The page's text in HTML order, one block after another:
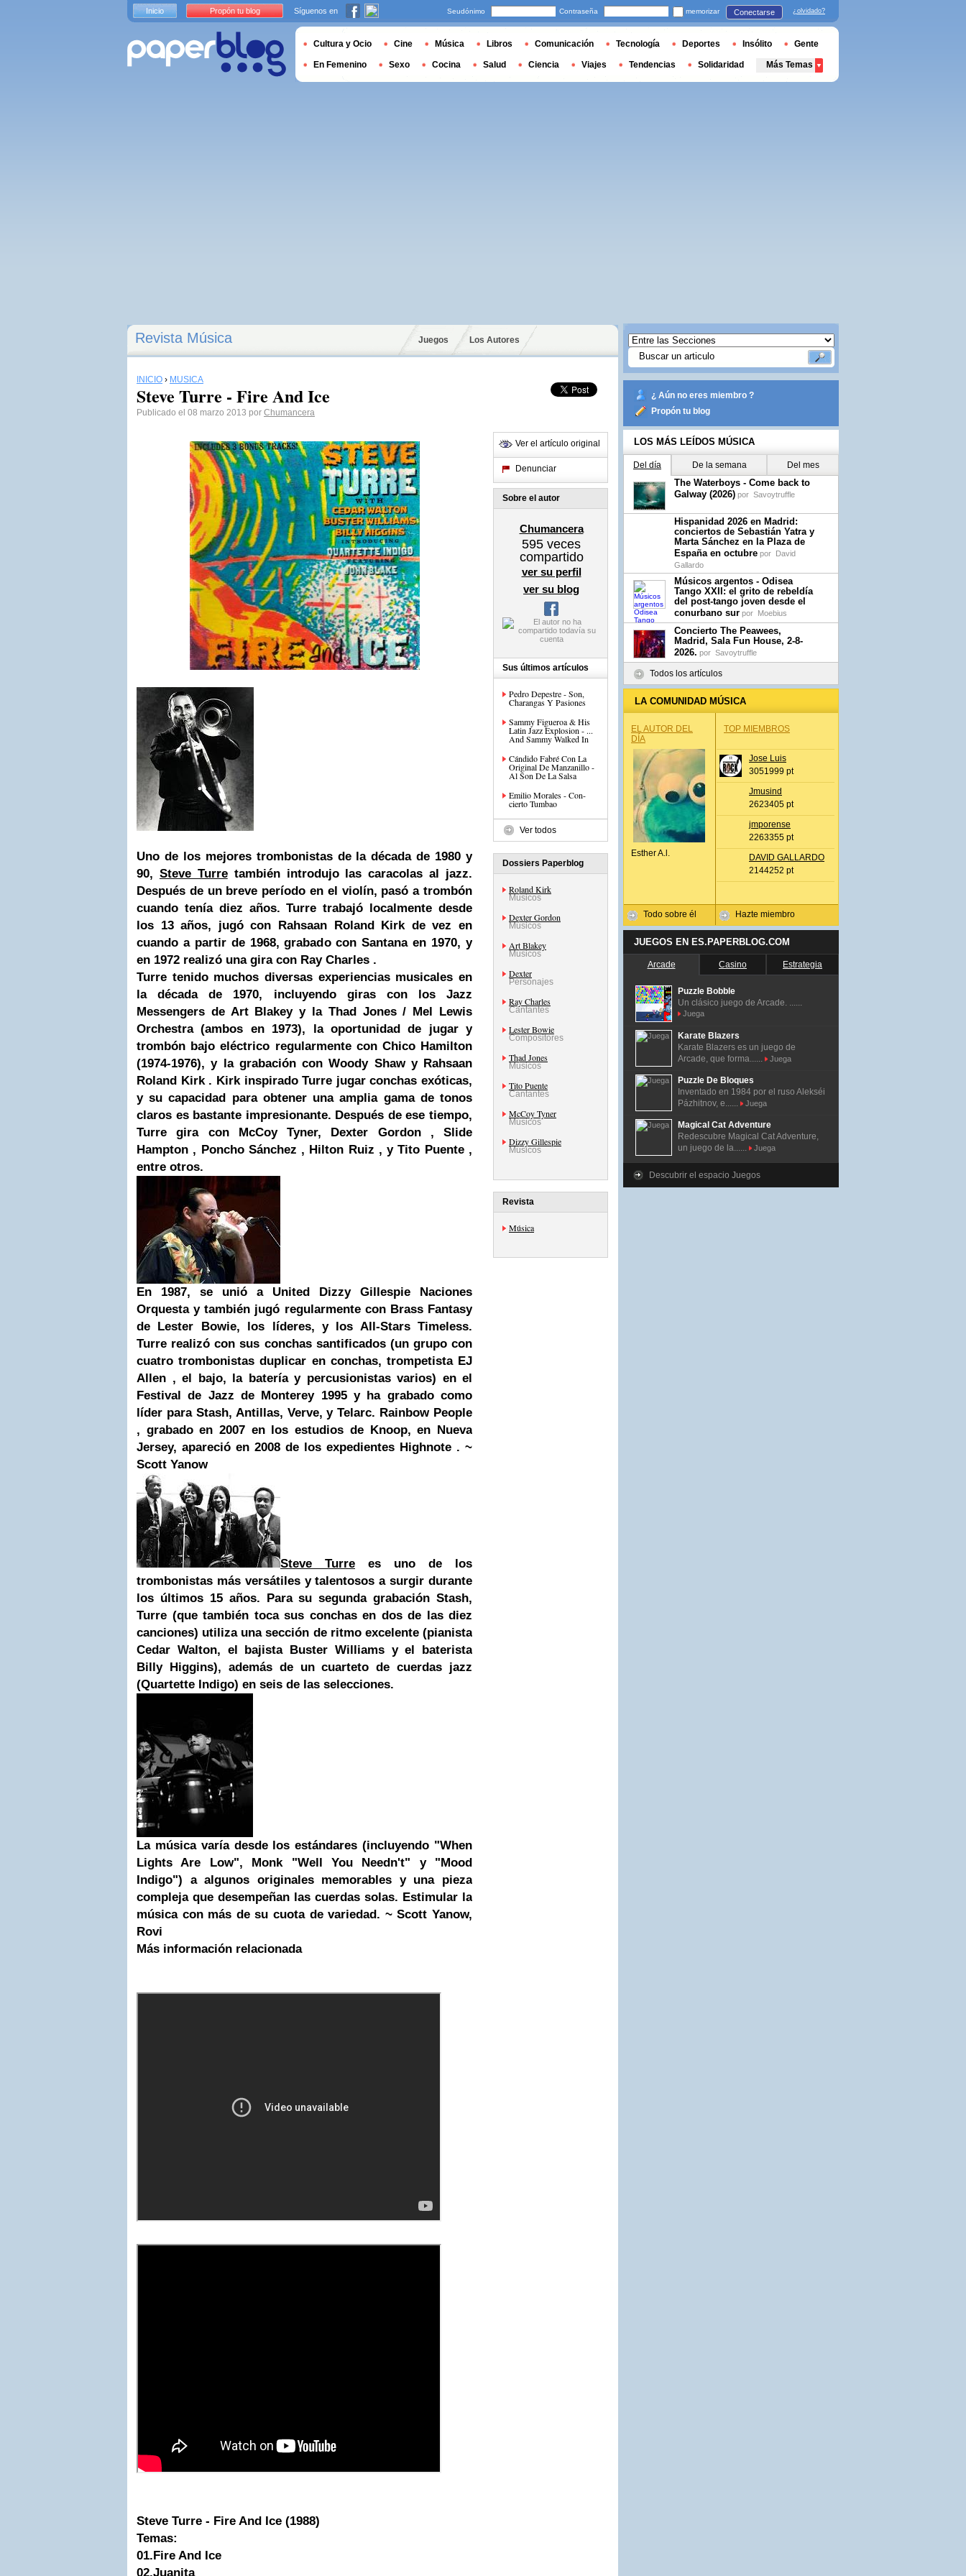
Revista Música Juegos Los Autores
INICIO › MÚSICA
Steve Turre - Fire And Ice
Publicado el 08 marzo 2013 por Chumancera
Uno de los mejores trombonistas de la década de 1980 y
90, Steve Turretambién introdujo las caracolas al jazz.
Después de un breve período en el violín, pasó a trombón
cuando tenía diez años. Turre trabajó localmente desde
los 13 años, jugó con Rahsaan Roland Kirkde vez en
cuando a partir de 1968, grabado con Santana en 1970, y
en 1972 realizó una gira con Ray Charles .
Turre tenido muchos diversas experiencias musicales en
la década de 1970, incluyendo giras con los Jazz
Messengers de Art Blakeyy la Thad Jones/ Mel Lewis
Orchestra (ambos en 1973), la oportunidad de jugar y
trombón bajo eléctrico regularmente con Chico Hamilton
(1974-1976), y la grabación con Woody Shaw y Rahsaan
Roland Kirk . Kirk inspirado Turre jugar conchas exóticas,
y su capacidad para obtener una amplia gama de tonos
claros es bastante impresionante. Después de ese tiempo,
Turre gira con McCoy Tyner, Dexter Gordon, Slide
Hampton , Poncho Sánchez , Hilton Ruiz , yTito Puente,
entre otros.
En 1987, se unió a United Dizzy Gillespie Naciones
Orquesta y también jugó regularmente con Brass Fantasy
de Lester Bowie, los líderes, y los All-Stars Timeless.
Turre realizó con sus conchas santificados (un grupo con
cuatro trombonistas duplicar en conchas, trompetista EJ
Allen , el bajo, la batería y percusionistas varios) en el
Festival de Jazz de Monterey 1995 y ha grabado como
líder para Stash, Antillas, Verve, y Telarc. Rainbow People
, grabado en 2007 en los estudios de Knoop, en Nueva
Jersey, apareció en 2008 de los expedientes Highnote . ~
Scott Yanow
Steve Turre es uno de los
trombonistas más versátiles y talentosos a surgir durante
los últimos 15 años. Para su segunda grabación Stash,
Turre (que también toca sus conchas en dos de las diez
canciones) utiliza una sección de ritmo excelente (pianista
Cedar Walton, el bajista Buster Williams y el baterista
Billy Higgins), además de un cuarteto de cuerdas jazz
(Quartette Indigo) en seis de las selecciones.
La música varía desde los estándares (incluyendo "When
Lights Are Low", Monk "Well You Needn't" y "Mood
Indigo") a algunos originales memorables y una pieza
compleja que desempeñan las cuerdas solas. Estimular la
música con más de su cuota de variedad. ~ Scott Yanow,
Rovi
Más información relacionada
Steve Turre - Fire And Ice (1988)
Temas:
01.Fire And Ice
02.Juanita
Ver el artículo original
Denunciar
Sobre el autor
Chumancera
595 veces
compartido
ver su perfil
ver su blog
Sus últimos artículos
Pedro Depestre - Son,
Charangas Y Pasiones
Sammy Figueroa & His
Latin Jazz Explosion - ...
And Sammy Walked In
Cándido Fabré Con La
Original De Manzanillo -
Al Son De La Salsa
Emilio Morales - Con-
cierto Tumbao
Ver todos
Dossiers Paperblog
Roland Kirk
Músicos
Dexter Gordon
Músicos
Art Blakey
Músicos
Dexter
Personajes
Ray Charles
Cantantes
Lester Bowie
Compositores
Thad Jones
Músicos
Tito Puente
Cantantes
McCoy Tyner
Músicos
Dizzy Gillespie
Músicos
Revista
Música
¿ Aún no eres miembro ?
Propón tu blog
LOS MÁS LEÍDOS MÚSICA
Del día De la semana Del mes
The Waterboys - Come back to
Galway (2026) por Savoytruffle
Hispanidad 2026 en Madrid:
conciertos de Sebastián Yatra y
Marta Sánchez en la Plaza de
España en octubre por David
Gallardo
Músicos argentos - Odisea
Tango XXII: el grito de rebeldía
del post-tango joven desde el
conurbano sur por Moebius
Concierto The Peawees,
Madrid, Sala Fun House, 2-8-
2026. por Savoytruffle
Todos los artículos
LA COMUNIDAD MÚSICA
EL AUTOR DEL
DÍA
Esther A.l.
Todo sobre él
TOP MIEMBROS
Jose Luis
3051999 pt
Jmusind
2623405 pt
jmporense
2263355 pt
DAVID GALLARDO
2144252 pt
Hazte miembro
JUEGOS EN ES.PAPERBLOG.COM
Arcade Casino Estrategia
Puzzle Bobble
Un clásico juego de Arcade. ......
Juega
Karate Blazers
Karate Blazers es un juego de
Arcade, que forma......
Juega
Puzzle De Bloques
Inventado en 1984 por el ruso Alekséi
Pázhitnov, e......
Juega
Magical Cat Adventure
Redescubre Magical Cat Adventure,
un juego de la......
Juega
Descubrir el espacio Juegos
Inicio Propón tu blog Síguenos en Seudónimo Contraseña memorizar Conectarse ¿olvidado?
Cultura y Ocio Cine Música Libros Comunicación Tecnología Deportes Insólito Gente
En Femenino Sexo Cocina Salud Ciencia Viajes Tendencias Solidaridad Más Temas